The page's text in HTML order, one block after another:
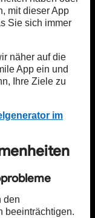
mit dieser App
Sie sich immer
näher auf die
App ein und
Ihre Ziele zu
im
den
beeinträchtigen.